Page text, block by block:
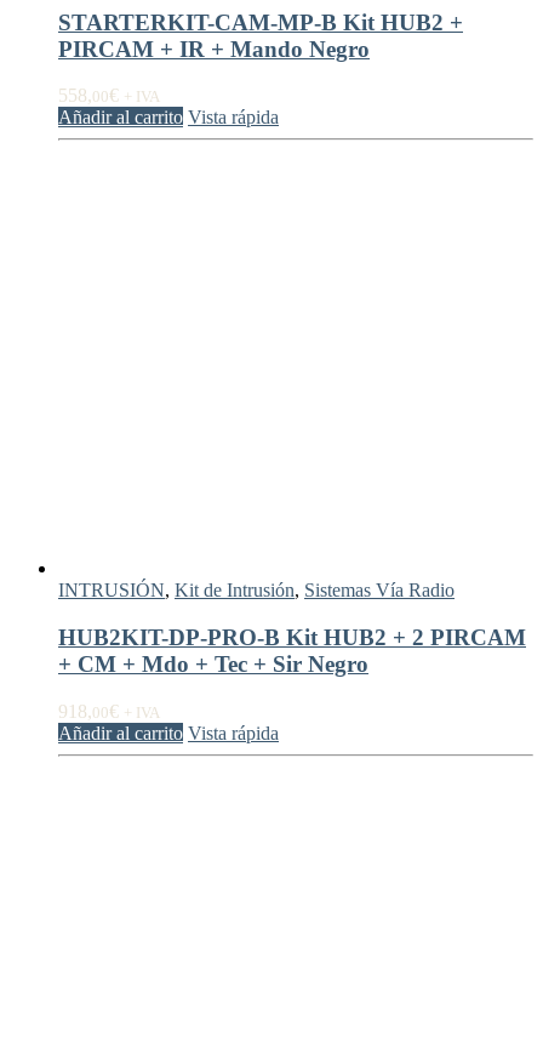
STARTERKIT-CAM-MP-B Kit HUB2 +
PIRCAM + IR + Mando Negro
558,00€ + IVA
Añadir al carrito Vista rápida
INTRUSIÓN, Kit de Intrusión, Sistemas Vía Radio
HUB2KIT-DP-PRO-B Kit HUB2 + 2 PIRCAM
+ CM + Mdo + Tec + Sir Negro
918,00€ + IVA
Añadir al carrito Vista rápida